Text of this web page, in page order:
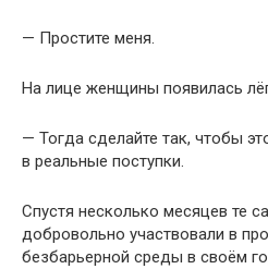
— Простите меня.
На лице женщины появилась
— Тогда сделайте так, чтобы
в реальные поступки.
Спустя несколько месяцев те
добровольно участвовали в
безбарьерной среды в своём